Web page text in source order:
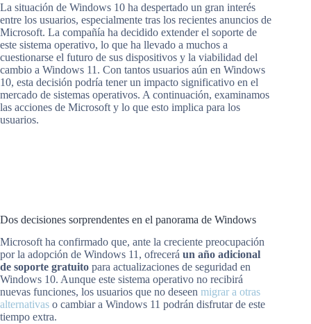
La situación de Windows 10 ha despertado un gran interés
entre los usuarios, especialmente tras los recientes anuncios de
Microsoft. La compañía ha decidido extender el soporte de
este sistema operativo, lo que ha llevado a muchos a
cuestionarse el futuro de sus dispositivos y la viabilidad del
cambio a Windows 11. Con tantos usuarios aún en Windows
10, esta decisión podría tener un impacto significativo en el
mercado de sistemas operativos. A continuación, examinamos
las acciones de Microsoft y lo que esto implica para los
usuarios.
Dos decisiones sorprendentes en el panorama de Windows
Microsoft ha confirmado que, ante la creciente preocupación
por la adopción de Windows 11, ofrecerá un año adicional
de soporte gratuito para actualizaciones de seguridad en
Windows 10. Aunque este sistema operativo no recibirá
nuevas funciones, los usuarios que no deseen migrar a otras
alternativas o cambiar a Windows 11 podrán disfrutar de este
tiempo extra.